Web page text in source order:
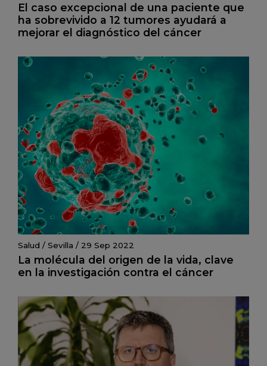
El caso excepcional de una paciente que
ha sobrevivido a 12 tumores ayudará a
mejorar el diagnóstico del cáncer
Salud / Sevilla / 29 Sep 2022
La molécula del origen de la vida, clave
en la investigación contra el cáncer